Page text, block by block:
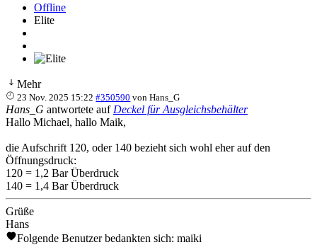
Offline
Elite
Mehr
23 Nov. 2025 15:22 #350590 vonHans_G
Hans_G antwortete auf Deckel für Ausgleichsbehälter
Hallo Michael, hallo Maik,
die Aufschrift 120, oder 140 bezieht sich wohl eher auf den
Öffnungsdruck:
120 = 1,2 Bar Überdruck
140 = 1,4 Bar Überdruck
Grüße
Hans
Folgende Benutzer bedankten sich: maiki